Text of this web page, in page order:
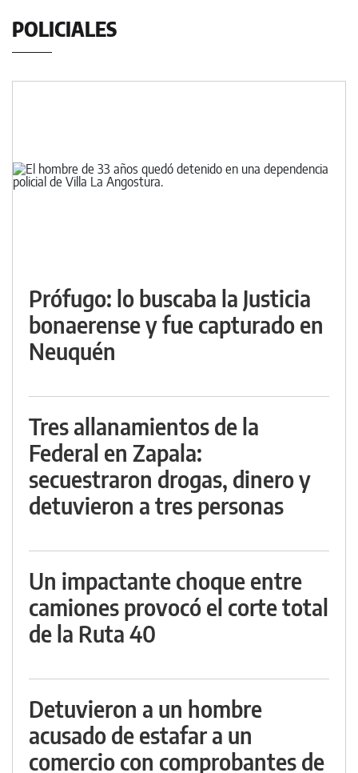
POLICIALES
Prófugo: lo buscaba la Justicia
bonaerense y fue capturado en
Neuquén
Tres allanamientos de la
Federal en Zapala:
secuestraron drogas, dinero y
detuvieron a tres personas
Un impactante choque entre
camiones provocó el corte total
de la Ruta 40
Detuvieron a un hombre
acusado de estafar a un
comercio con comprobantes de